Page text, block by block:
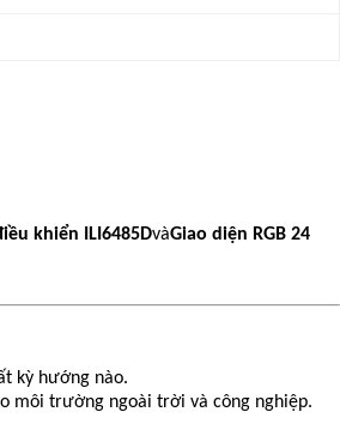
khiển ILI6485DvàGiao diện RGB 24
kỳ hướng nào.
môi trường ngoài trời và công nghiệp.